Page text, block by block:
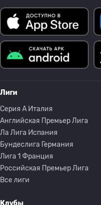
Лиги
Серия A Италия
Английская Премьер Лига
Ла Лига Испания
Бундеслига Германия
Лига 1 Франция
Российская Премьер Лига
Все лиги